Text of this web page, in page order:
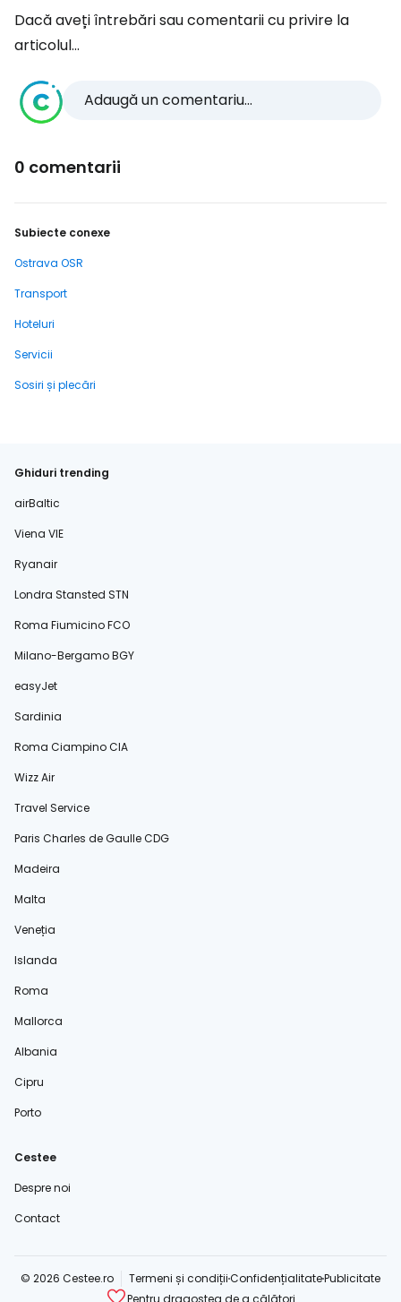
Dacă aveți întrebări sau comentarii cu privire la
articolul...
Adaugă un comentariu...
0 comentarii
Subiecte conexe
Ostrava OSR
Transport
Hoteluri
Servicii
Sosiri și plecări
Ghiduri trending
airBaltic
Viena VIE
Ryanair
Londra Stansted STN
Roma Fiumicino FCO
Milano-Bergamo BGY
easyJet
Sardinia
Roma Ciampino CIA
Wizz Air
Travel Service
Paris Charles de Gaulle CDG
Madeira
Malta
Veneția
Islanda
Roma
Mallorca
Albania
Cipru
Porto
Cestee
Despre noi
Contact
© 2026 Cestee.ro Termeni și condițiiConfidențialitatePublicitate
Pentru dragostea de a călători